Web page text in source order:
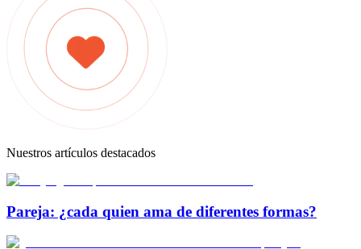
Nuestros artículos destacados
Pareja: ¿cada quien ama de diferentes formas?